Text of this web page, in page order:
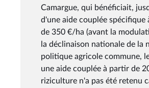
Camargue, qui bénéficiait,
d'une aide couplée spécifique
de 350 €/ha (avant la
la déclinaison nationale de la
politique agricole commune,
une aide couplée à partir de
riziculture n'a pas été retenu